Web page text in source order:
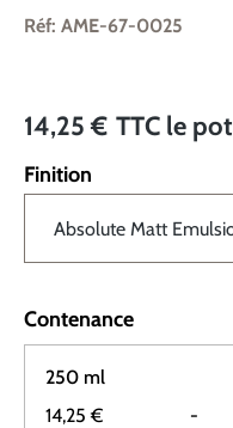
Réf: AME-67-0025
14,25 € TTC le pot
Finition
Contenance
250 ml
14,25 €
-